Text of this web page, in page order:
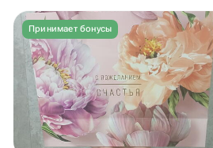
Принимает бонусы